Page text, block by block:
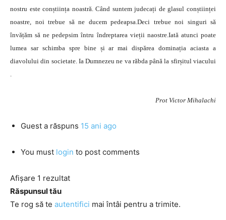
nostru este conștiința noastră. Când suntem judecați de glasul conștiinței
noastre, noi trebue să ne ducem pedeapsa.Deci trebue noi singuri să
învățăm să ne pedepsim întru îndreptarea vieții naostre.Iată atunci poate
lumea sar schimba spre bine și ar mai dispărea dominația aciasta a
diavolului din societate. Ia Dumnezeu ne va răbda până la sfirșitul viacului
.
Prot Victor Mihalachi
Guest a răspuns 15 ani ago
You must login to post comments
Afișare 1 rezultat
Răspunsul tău
Te rog să te autentifici mai întâi pentru a trimite.